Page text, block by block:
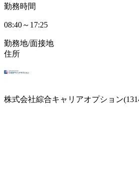
勤務時間
08:40～17:25
勤務地/面接地
住所
株式会社綜合キャリアオプション